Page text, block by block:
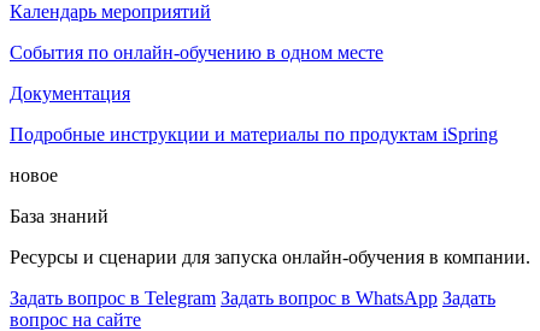
Календарь мероприятий
События по онлайн-обучению в одном месте
Документация
Подробные инструкции и материалы по продуктам iSpring
новое
База знаний
Ресурсы и сценарии для запуска онлайн-обучения в компании.
Задать вопрос в Telegram Задать вопрос в WhatsApp Задать
вопрос на сайте